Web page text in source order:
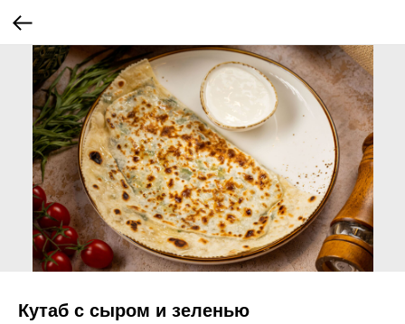
Кутаб с сыром и зеленью